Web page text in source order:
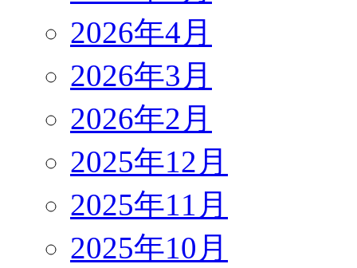
2026年4月
2026年3月
2026年2月
2025年12月
2025年11月
2025年10月